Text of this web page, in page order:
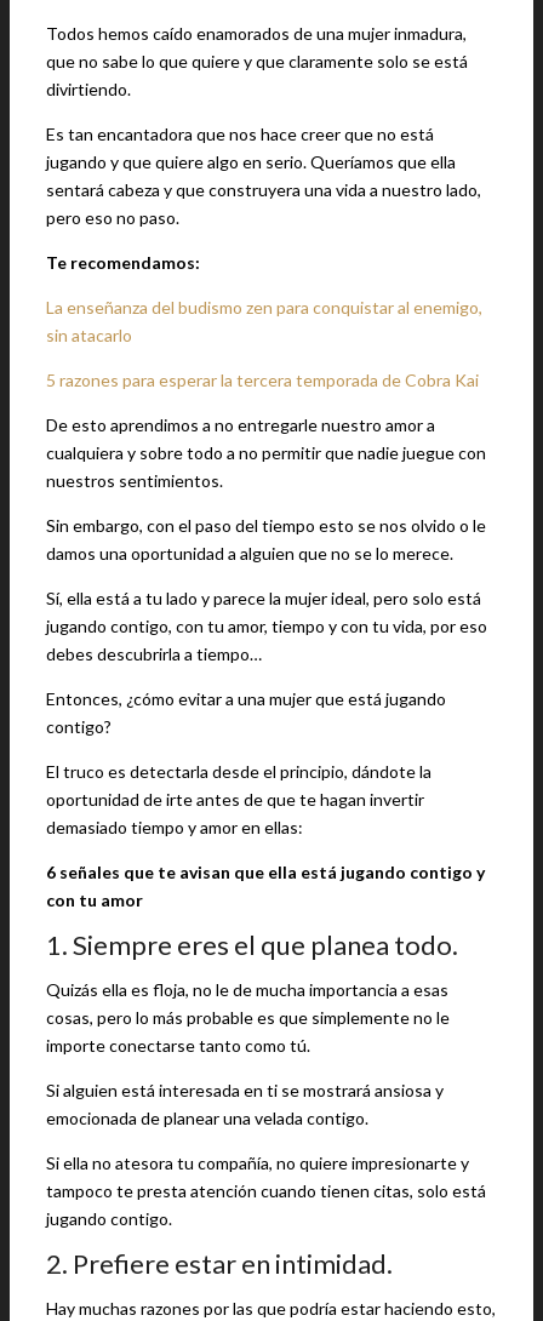
Todos hemos caído enamorados de una mujer inmadura,
que no sabe lo que quiere y que claramente solo se está
divirtiendo.
Es tan encantadora que nos hace creer que no está
jugando y que quiere algo en serio. Queríamos que ella
sentará cabeza y que construyera una vida a nuestro lado,
pero eso no paso.
Te recomendamos:
La enseñanza del budismo zen para conquistar al enemigo,
sin atacarlo
5 razones para esperar la tercera temporada de Cobra Kai
De esto aprendimos a no entregarle nuestro amor a
cualquiera y sobre todo a no permitir que nadie juegue con
nuestros sentimientos.
Sin embargo, con el paso del tiempo esto se nos olvido o le
damos una oportunidad a alguien que no se lo merece.
Sí, ella está a tu lado y parece la mujer ideal, pero solo está
jugando contigo, con tu amor, tiempo y con tu vida, por eso
debes descubrirla a tiempo…
Entonces, ¿cómo evitar a una mujer que está jugando
contigo?
El truco es detectarla desde el principio, dándote la
oportunidad de irte antes de que te hagan invertir
demasiado tiempo y amor en ellas:
6 señales que te avisan que ella está jugando contigo y
con tu amor
1. Siempre eres el que planea todo.
Quizás ella es floja, no le de mucha importancia a esas
cosas, pero lo más probable es que simplemente no le
importe conectarse tanto como tú.
Si alguien está interesada en ti se mostrará ansiosa y
emocionada de planear una velada contigo.
Si ella no atesora tu compañía, no quiere impresionarte y
tampoco te presta atención cuando tienen citas, solo está
jugando contigo.
2. Prefiere estar en intimidad.
Hay muchas razones por las que podría estar haciendo esto,